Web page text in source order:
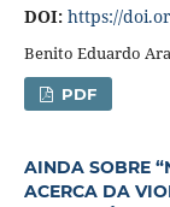
DOI: https://
Benito Eduardo
PDF
AINDA SOBRE
ACERCA DA